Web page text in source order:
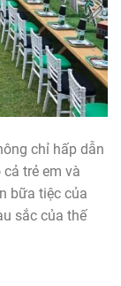
chỉ hấp dẫn
trẻ em và
bữa tiệc của
sắc của thế